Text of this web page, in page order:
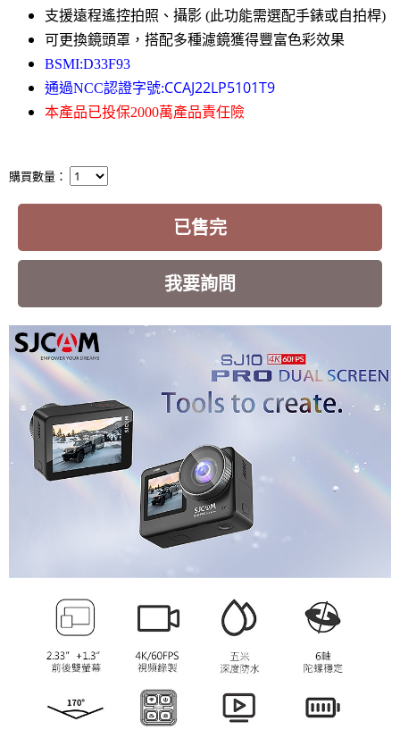
支援遠程遙控拍照、攝影 (此功能需選配手錶或自拍桿)
可更換鏡頭罩，搭配多種濾鏡獲得豐富色彩效果
BSMI:D33F93
通過NCC認證字號:CCAJ22LP5101T9
本產品已投保2000萬產品責任險
購買數量：
已售完
我要詢問